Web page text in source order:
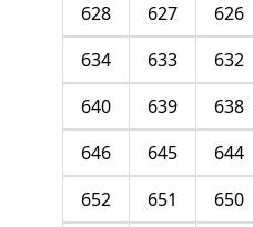
626
627
628
632
633
634
638
639
640
644
645
646
650
651
652